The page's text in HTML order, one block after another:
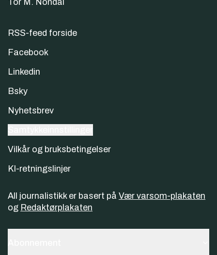
Tor M. Nondal
RSS-feed forside
Facebook
Linkedin
Bsky
Nyhetsbrev
Vilkår og bruksbetingelser
KI-retningslinjer
All journalistikk er basert på Vær varsom-plakaten
og Redaktørplakaten